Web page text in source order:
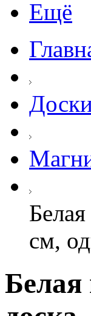
Ещё
см,
Белая